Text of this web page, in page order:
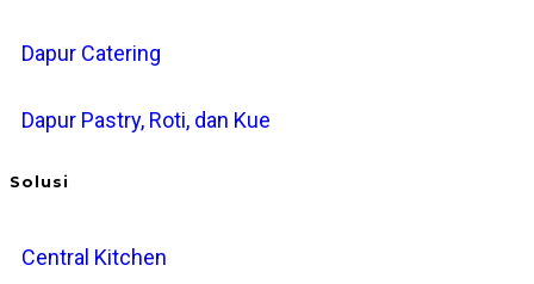
Dapur Catering
Dapur Pastry, Roti, dan Kue
Solusi
Central Kitchen